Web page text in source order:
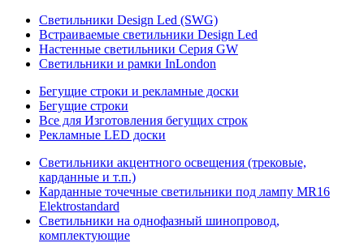
Светильники Design Led (SWG)
Встраиваемые светильники Design Led
Настенные светильники Серия GW
Светильники и рамки InLondon
Бегущие строки и рекламные доски
Бегущие строки
Все для Изготовления бегущих строк
Рекламные LED доски
Светильники акцентного освещения (трековые,
карданные и т.п.)
Карданные точечные светильники под лампу MR16
Elektrostandard
Светильники на однофазный шинопровод,
комплектующие